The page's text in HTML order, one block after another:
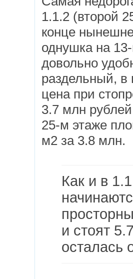
1.1.2 (второй
конце
однушка на
довольно
раздельный, в
цена при
3.7 млн
25-м этаже
м2 за 3.8 млн.
Как и в
и стоят
осталась